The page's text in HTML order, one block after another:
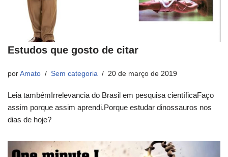
Estudos que gosto de citar
por Amato Sem categoria 20 de março de 2019
Leia tambémIrrelevancia do Brasil em pesquisa científicaFaço
assim porque assim aprendi.Porque estudar dinossauros nos
dias de hoje?